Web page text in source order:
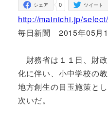
0
シェア ツイート
http://mainichi.jp/
毎日新聞 2015年05月
財務省は１１日、財
化に伴い、小中学校の
地方創生の目玉施策と
次いだ。